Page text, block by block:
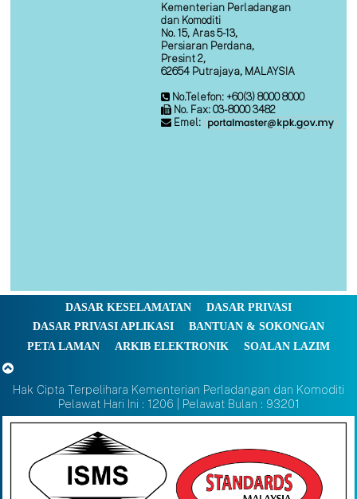
Kementerian Perladangan
dan Komoditi
No. 15, Aras 5-13,
Persiaran Perdana,
Presint 2,
62654 Putrajaya, MALAYSIA
No.Telefon: +60(3) 8000 8000
No. Fax: 03-8000 3482
Emel:
DASAR KESELAMATAN
DASAR PRIVASI
DASAR PRIVASI APLIKASI
BANTUAN & SOKONGAN
PETA LAMAN
ARKIB ELEKTRONIK SOALAN LAZIM
Hak Cipta Terpelihara Kementerian Perladangan dan Komoditi
Pelawat Hari Ini : 1206 | Pelawat Bulan : 93201